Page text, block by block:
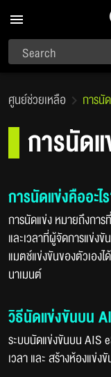
Search
ศูนย์ช่วยเหลือ การนั
การนัด
การนัดแข่งคืออะไ
การนัดแข่ง หมายถึงการ
และเวลาที่ผู้จัดการแข่ง
แมตช์แข่งขันของตัวเองไ
นาเมนต์
วิธีนัดแข่งขันบน
ระบบนัดแข่งขันบน AIS
เวลา และ สร้างห้องแข่